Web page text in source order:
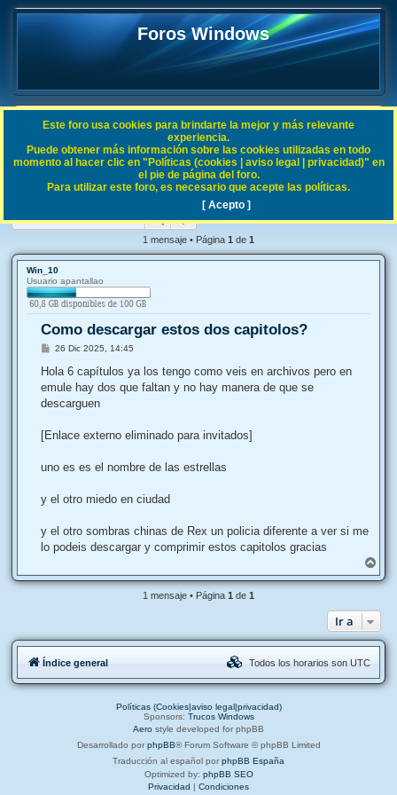
Foros Windows
FAQ
Índice general General Off Topic
B
r
Como descargar estos dos capitolos?
BuscarBúsqueda avanzada
1 mensaje • Página 1 de 1
Win_10
Usuario apantallao
Como descargar estos dos capitolos?
M
n
a
j
26 Dic 2025, 14:45
Hola 6 capítulos ya los tengo como veis en archivos pero en
emule hay dos que faltan y no hay manera de que se
descarguen
[Enlace externo eliminado para invitados]
uno es es el nombre de las estrellas
y el otro miedo en ciudad
y el otro sombras chinas de Rex un policia diferente a ver si me
lo podeis descargar y comprimir estos capitolos gracias
r
r
b
1 mensaje • Página 1 de 1
Ir a
Este foro usa cookies para brindarte la mejor y más relevante
experiencia.
Puede obtener más información sobre las cookies utilizadas en todo
momento al hacer clic en "Políticas (cookies | aviso legal | privacidad)" en
el pie de página del foro.
Para utilizar este foro, es necesario que acepte las políticas.
[ Acepto ]
Índice general Todos los horarios son UTC
Políticas (Cookies|aviso legal|privacidad)
Sponsors: Trucos Windows
Aero style developed for phpBB
Desarrollado por phpBB® Forum Software © phpBB Limited
Traducción al español por phpBB España
Optimized by: phpBB SEO
Privacidad | Condiciones